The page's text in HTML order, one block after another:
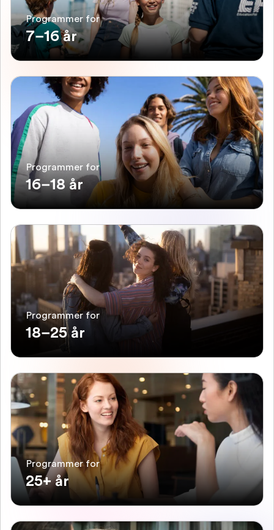
Programmer for
7–16 år
Programmer for
16–18 år
Programmer for
18–25 år
Programmer for
25+ år